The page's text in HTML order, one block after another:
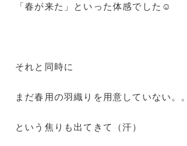
「春が来た」といった体感でした☺
それと同時に
まだ春用の羽織りを用意していない。。
という焦りも出てきて（汗）